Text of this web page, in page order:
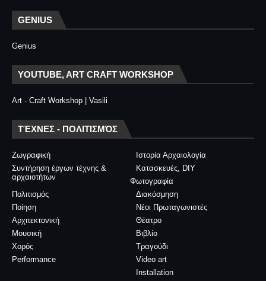
GENIUS
Genius
YOUTUBE, ART CRAFT WORKSHOP
Art - Craft Workshop | Vasili
ΤΈΧΝΕΣ - ΠΟΛΙΤΙΣΜΌΣ
Ζωγραφική
Ιστορία Αρχαιολογία
Συντήρηση έργων τέχνης &
αρχαιοτήτων
Κατασκευές, DIY
Φωτογραφία
Διακόσμηση
Πολιτισμός
Νέοι Πρωταγωνιστές
Ποίηση
Θέατρο
Αρχιτεκτονική
Βιβλίο
Μουσική
Τραγούδι
Χορός
Video art
Performance
Installation